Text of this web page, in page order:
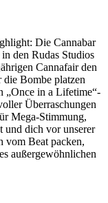
Die Cannabar
den Rudas Studios
Cannafair den
Bombe platzen
„Once in a Lifetime“-
Überraschungen
Mega-Stimmung,
und dich vor unserer
vom Beat packen,
außergewöhnlichen